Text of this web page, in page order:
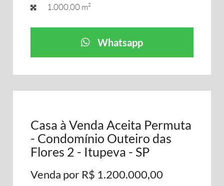
1.000,00 m²
Whatsapp
Casa à Venda Aceita Permuta
- Condomínio Outeiro das
Flores 2 - Itupeva - SP
Venda por R$ 1.200.000,00